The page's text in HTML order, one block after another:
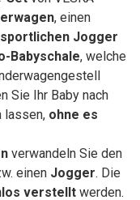
, einen
sportlichen Jogger
Babyschale, welche
Sie Ihr Baby nach
lassen, ohne es
verwandeln Sie den
einen Jogger. Die
verstellt werden.